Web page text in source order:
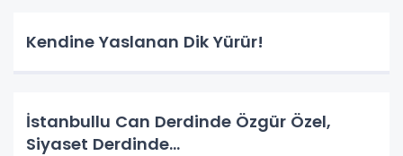
Kendine Yaslanan Dik Yürür!
İstanbullu Can Derdinde Özgür Özel,
Siyaset Derdinde…